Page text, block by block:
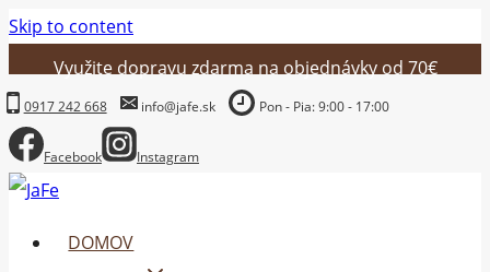
Skip to content
Využite dopravu zdarma na objednávky od 70€
0917 242 668 info@jafe.sk Pon - Pia: 9:00 - 17:00
Facebook Instagram
DOMOV